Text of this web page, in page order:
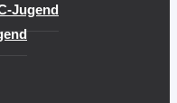
Jugend